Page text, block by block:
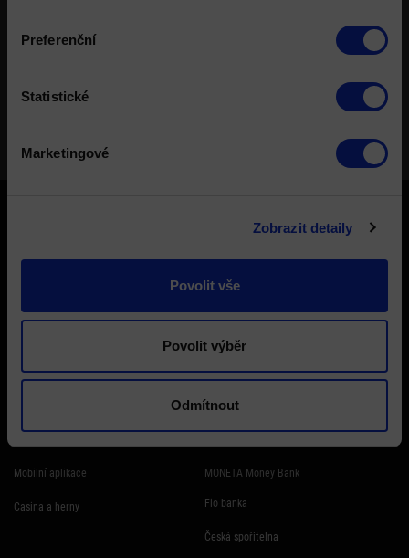
Preferenční
Statistické
Marketingové
Zobrazit detaily
Povolit vše
Povolit výběr
Odmítnout
500+ Bb
Účast na hazardní hře může být škodlivá. Ministerstvo financí varuje: Účastí
na hazardní hře může vzniknout závislost! Hazardních her se nemohou
účastnit osoby mladší 18 let.
SYNOT TIP produkty
Kurzové sázky
Mobilní aplikace
Casina a herny
Platební metody
Platební karta
ePlatby
Mojeplatba
MONETA Money Bank
Fio banka
Česká spořitelna